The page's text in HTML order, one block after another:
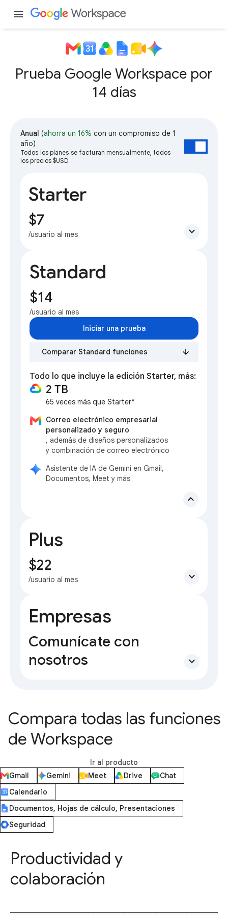
menu
Prueba Google Workspace por
14 días
Anual (ahorra un 16% con un compromiso de 1
año)
Todos los planes se facturan mensualmente, todos
los precios $USD
Starter
$7
/usuario al mes expand_more
Standard
$14
/usuario al mes
Iniciar una prueba
Comparar Standard funciones
Todo lo que incluye la edición Starter, más:
2 TB
65 veces más que Starter*
Correo electrónico empresarial
personalizado y seguro
, además de diseños personalizados
y combinación de correo electrónico
Asistente de IA de Gemini en Gmail,
Documentos, Meet y más
expand_less
Plus
$22
/usuario al mes expand_more
Empresas
Comunícate con
nosotros
expand_more
Compara todas las funciones
de Workspace
Ir al producto
Gmail
Gemini Meet Drive
Chat
Calendario
Documentos, Hojas de cálculo, Presentaciones
Seguridad
Productividad y
colaboración